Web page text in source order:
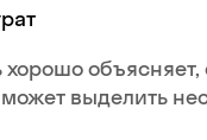
хорошо объясняет,
выделить